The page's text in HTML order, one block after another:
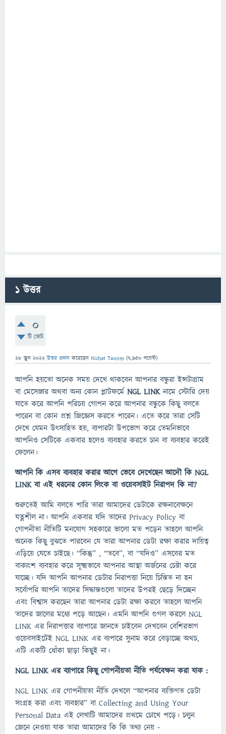
1উত্তর
0
টি ভোট
28 জুন 2022 উত্তর প্রদান করেছেন Nishat Tasnim (7,950 পয়েন্ট)
আপনি হয়তো অনেক সময় দেখে থাকবেন আপনার বন্ধুরা ইন্সটাগ্রাম
বা মেসেঞ্জার অথবা অন্য কোন প্লাটফর্মে NGL LINKনামে স্টোরি দেয়
যাতে করে আপনি পরিচয় গোপন করে আপনার বন্ধুকে কিছু বলতে
পারেন বা কোন প্রশ্ন জিজ্ঞেস করতে পারেন। এতে করে তারা সেটি
দেখে যেমন উৎসাহিত হয়, ব্যপারটা উপভোগ করে তেমনিভাবে
আপনিও সেটিকে একবার হলেও ব্যবহার করতে চান বা ব্যবহার করেই
ফেলেন।
আপনি কি এসব ব্যবহার করার আগে ভেবে দেখেছেন আদৌ কি NGL
LINK বা এই ধরনের কোন লিংক বা ওয়েবসাইট নিরাপদ কি না?
শুরুতেই আমি বলতে পারি তারা আমাদের ডেটাকে রক্ষনাবেক্ষনে
যত্নশীল না। আপনি একবার যদি তাদের Privacy Policy বা
গোপনীতা নীতিটি মনযোগ সহকারে ভালো মত পড়েন তাহলে আপনি
অনেক কিছু বুঝতে পারবেন যে তারা আপনার ডেটা রক্ষা করার দায়িত্ব
এড়িয়ে যেতে চাইছে। “কিন্তু” , “তবে”, বা “যদিও” এসবের মত
বাক্যংশ ব্যবহার করে সূক্ষ্মভাবে আপনার আস্থা অর্জনের চেষ্টা করে
যাচ্ছে। যদি আপনি আপনার ডেটার নিরাপত্তা নিয়ে চিন্তিত না হন
সর্বোপরি আপনি তাদের সিদ্ধান্তগুলো তাদের উপরই ছেড়ে দিচ্ছেন
এবং বিশ্বাস করছেন তারা আপনার ডেটা রক্ষা করবে তাহলে আপনি
তাদের জালের মধ্যে পড়ে আছেন। এমনি আপনি গুগল করলে NGL
LINK এর নিরাপত্তার ব্যাপারে জানতে চাইবেন দেখবেন বেশিরভাগ
ওয়েবসাইটেই NGL LINK এর ব্যপারে সুনাম করে বেড়াচ্ছে অথচ,
এটি একটি ধোঁকা ছাড়া কিছুই না।
NGL LINK এর ব্যাপারে কিছু গোপনীয়তা নীতি পর্যবেক্ষন করা যাক :
NGL LINK এর গোপনীয়তা নীতি দেখলে “আপনার ব্যক্তিগত ডেটা
সংগ্রহ করা এবং ব্যবহার” বা Collecting and Using Your
Personal Data এই লেখাটি আমাদের প্রথমে চোখে পড়ে। চলুন
জেনে নেওয়া যাক তারা আমাদের কি কি তথ্য নেয় -